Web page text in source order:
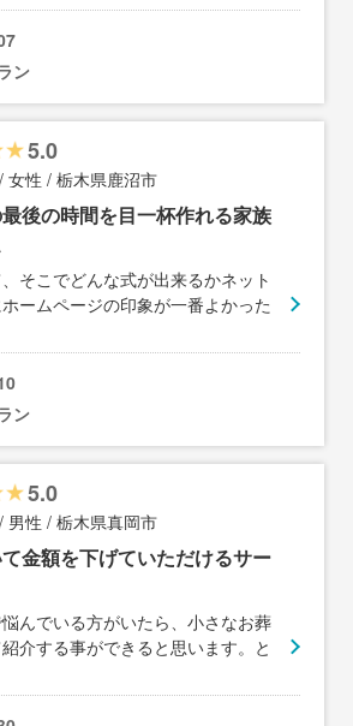
ン
5.0
80代以上 / 女性 / 栃木県鹿沼市
後の時間を目一杯作れる家族
そこでどんな式が出来るかネット
ームページの印象が一番よかった
ン
5.0
80代以上 / 男性 / 栃木県真岡市
金額を下げていただけるサー
んでいる方がいたら、小さなお葬
介する事ができると思います。と